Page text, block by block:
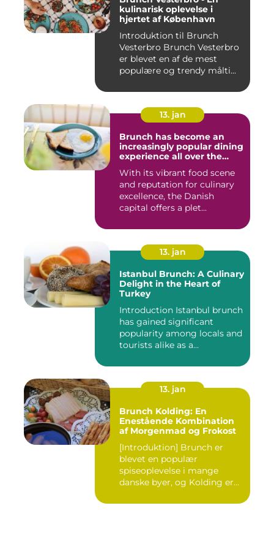
kulinarisk oplevelse i
hjertet af København
Introduktion til Brunch
Vesterbro Brunch Vesterbro
er blevet en af de mest
populære og trendy målti...
13. jan
Brunch has become an
increasingly popular dining
experience all over the
certainly no exception
With its vibrant food scene
and reputation for culinary
excellence, the Danish
capital offers a plet...
13. jan
Istanbul Brunch: A Culinary
Delight in the Heart of
Turkey
Introduction Istanbul brunch
has gained significant
popularity among locals and
tourists alike as a...
13. jan
Brunch Kolding: En
Enestående Kombination
af Morgenmad og Frokost
[Introduktion] Brunch er
blevet en populær
spiseoplevelse i mange
danske byer, og Kolding er